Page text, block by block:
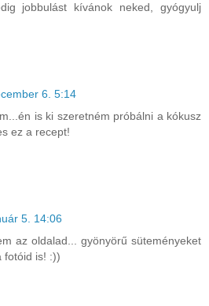
jobbulást kívánok neked, gyógyulj
6. 5:14
is ki szeretném próbálni a kókusz
ez a recept!
5. 14:06
az oldalad... gyönyörű süteményeket
fotóid is! :))